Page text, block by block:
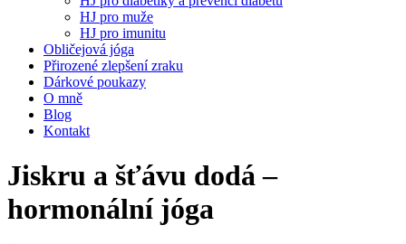
HJ pro muže
HJ pro imunitu
Obličejová jóga
Přirozené zlepšení zraku
Dárkové poukazy
O mně
Blog
Kontakt
Jiskru a šťávu dodá –
hormonální jóga